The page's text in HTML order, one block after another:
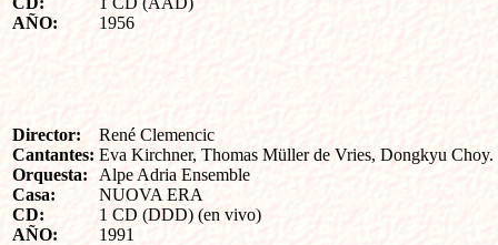
AÑO:
1956
Director:
Cantantes:
Orquesta:
Casa:
CD:
AÑO:
René Clemencic
Eva Kirchner, Thomas Müller de Vries, Dongkyu Choy.
Alpe Adria Ensemble
NUOVA ERA
1 CD (DDD) (en vivo)
1991